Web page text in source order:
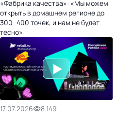
«Фабрика качества»: «Мы можем
открыть в домашнем регионе до
300–400 точек, и нам не будет
тесно»
17.07.2026
8 149